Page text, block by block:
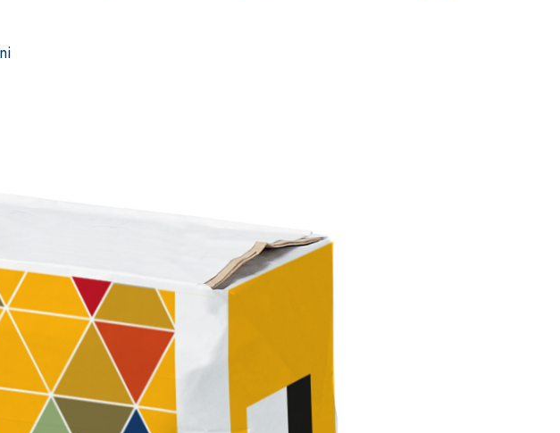
Sistema FASSACOLOUR PITTURE
SICURA G3
decorativa ultra opaca ad elevata qualità per interni